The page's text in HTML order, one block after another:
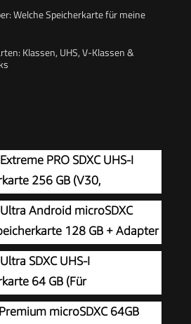
Welche Speicherkarte für meine
Klassen, UHS, V-Klassen &
PRO SDXC UHS-I
256 GB (V30,
200
SanDisk QuickFlow-
Android microSDXC
128 GB + Adapter
und Tablets, A1,
Videos, bis zu 140 MB/s
single Pack
SDXC UHS-I
64 GB (Für
der Einstiegs- und
microSDXC 64GB